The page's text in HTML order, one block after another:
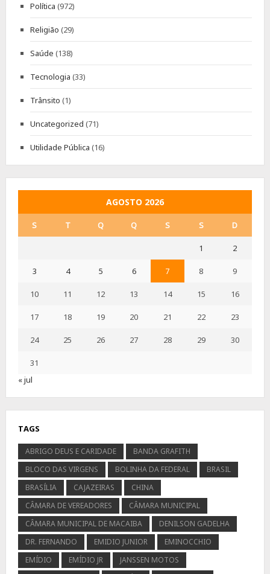
Política (972)
Religião (29)
Saúde (138)
Tecnologia (33)
Trânsito (1)
Uncategorized (71)
Utilidade Pública (16)
AGOSTO 2026
S T Q Q S S D
1 2
3 4 5 6 7 8 9
10 11 12 13 14 15 16
17 18 19 20 21 22 23
24 25 26 27 28 29 30
31
« jul
TAGS
ABRIGO DEUS E CARIDADE
BANDA GRAFITH
BLOCO DAS VIRGENS
BOLINHA DA FEDERAL
BRASIL
BRASÍLIA
CAJAZEIRAS
CHINA
CÂMARA DE VEREADORES
CÂMARA MUNICIPAL
CÂMARA MUNICIPAL DE MACAIBA
DENILSON GADELHA
DR. FERNANDO
EMIDIO JUNIOR
EMINOCCHIO
EMÍDIO
EMÍDIO JR
JANSSEN MOTOS